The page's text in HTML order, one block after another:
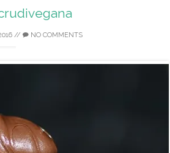
// NO COMMENTS